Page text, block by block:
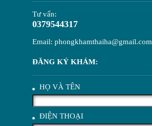
Tư vấn:
0379544317
Email: phongkhamthaiha@gmail.com
ĐĂNG KÝ KHÁM:
HỌ VÀ TÊN
ĐIỆN THOẠI